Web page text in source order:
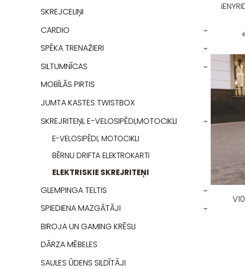
SKREJCELIŅI
CARDIO
›
SPĒKA TRENAŽIERI ›
SILTUMNĪCAS ›
MOBĪLĀS PIRTIS
JUMTA KASTES TWISTBOX
SKREJRITEŅI, E-VELOSIPĒDI,MOTOCIKLI
E-VELOSIPĒDI, MOTOCIKLI
BĒRNU DRIFTA ELEKTROKARTI
ELEKTRISKIE SKREJRITEŅI
›
GLEMPINGA TELTIS ›
SPIEDIENA MAZGĀTĀJI ›
BIROJA UN GAMING KRĒSLI
DĀRZA MĒBELES
SAULES ŪDENS SILDĪTĀJI